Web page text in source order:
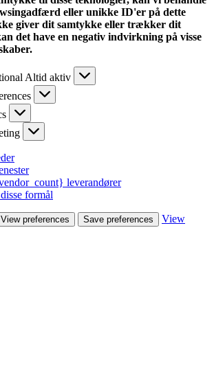
eller unikke ID'er på dette
giver dit samtykke eller trækker dit
det have en negativ indvirkning på visse
Altid aktiv
leverandører
formål
View preferences Save preferences
View